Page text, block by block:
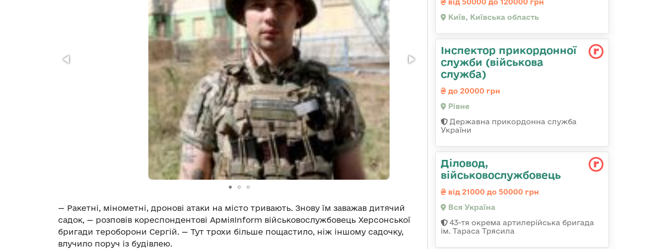
— Ракетні, мінометні, дронові атаки на місто тривають. Знову їм заважав дитячий
садок, — розповів кореспондентові АрміяInform військовослужбовець Херсонської
бригади тероборони Сергій. — Тут трохи більше пощастило, ніж іншому садочку,
влучило поруч із будівлею.
від 50000 до 120000 грн
Київ, Київська область
Інспектор прикордонної
служби (військова
служба)
до 20000 грн
Рівне
Державна прикордонна служба
України
Діловод,
військовослужбовець
від 21000 до 50000 грн
Вся Україна
43-тя окрема артилерійська бригада
ім. Тараса Трясила